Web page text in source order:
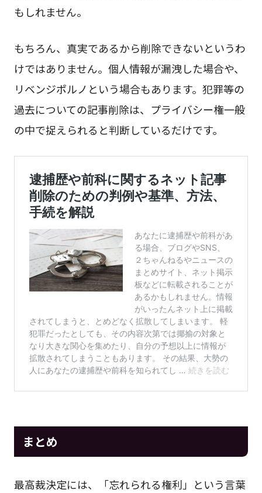
もしれません。
もちろん、真実であるから削除できないというわ
けではありません。個人情報が漏洩した場合や、
リベンジポルノという場合もあります。犯罪等の
過去についての記事削除は、プライバシー権一般
の中で捉えられると判断しているだけです。
まとめ
最高裁決定には、「忘れられる権利」という言葉